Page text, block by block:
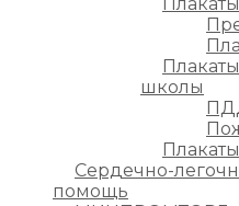
школы
Сердечно-
помощь